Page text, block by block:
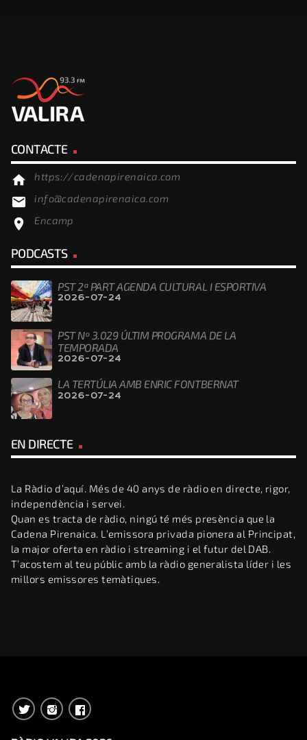
CONTACTE
home https://cadenapirenaica.com
email info@cadenapirenaica.com
location_on Encamp
PODCASTS
PST 2ª PART AGENDA CULTURAL I ESPORTIVA
2026-07-24
PST Nº 3.029 ÚLTIM PROGRAMA DE LA
TEMPORADA
2026-07-24
LA TERTÚLIA AMB ENRIC FONTBERNAT
2026-07-24
EN DIRECTE
La Ràdio d’aquí. Més de 40 anys de ràdio en directe, rigor,
independència i servei.
Quan es tracta de ràdio, ningú té més presència que la
Cadena Pirenaica. L’emissora privada pionera al Principat,
la major oferta en ràdio i streaming i el futur del DAB.
T’acostem al teu públic amb la ràdio generalista líder i les
millors emissores temàtiques.